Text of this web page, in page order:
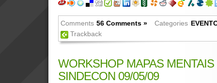
Comments 56 Comments » Categories
Trackback
WORKSHOP MAPAS
SINDECON 09/05/09